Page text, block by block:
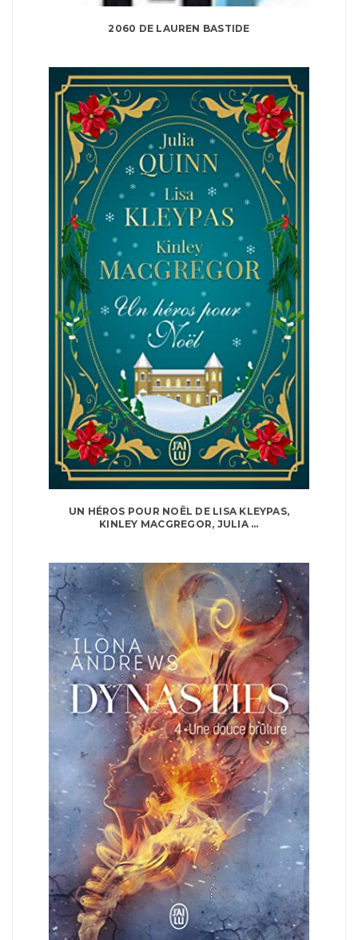
2060 DE LAUREN BASTIDE
UN HÉROS POUR NOËL DE LISA KLEYPAS,
KINLEY MACGREGOR, JULIA ...